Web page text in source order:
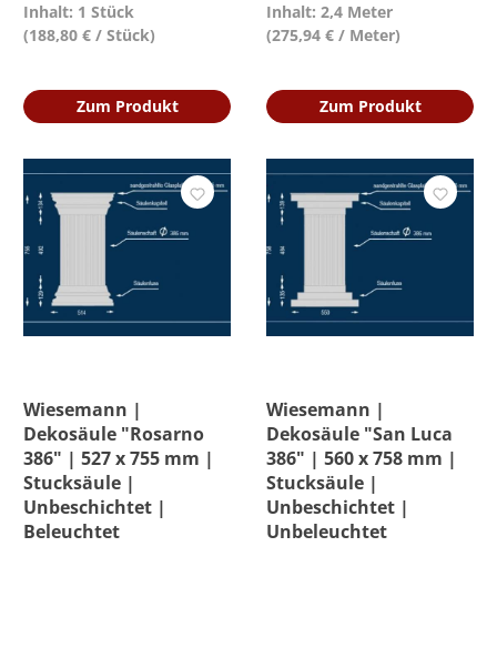
Inhalt: 1 Stück
(188,80 € / Stück)
Zum Produkt
Inhalt: 2,4 Meter
(275,94 € / Meter)
Zum Produkt
Wiesemann |
Dekosäule "Rosarno
386" | 527 x 755 mm |
Stucksäule |
Unbeschichtet |
Beleuchtet
Wiesemann |
Dekosäule "San Luca
386" | 560 x 758 mm |
Stucksäule |
Unbeschichtet |
Unbeleuchtet